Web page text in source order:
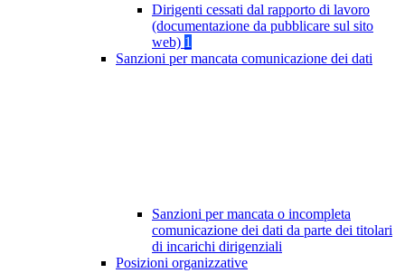
Dirigenti cessati dal rapporto di lavoro
(documentazione da pubblicare sul sito
web) 1
Sanzioni per mancata comunicazione dei dati
Sanzioni per mancata o incompleta
comunicazione dei dati da parte dei titolari
di incarichi dirigenziali
Posizioni organizzative